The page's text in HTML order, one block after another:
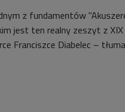
z fundamentów
jest ten realny zeszyt z
Franciszce Diabelec –